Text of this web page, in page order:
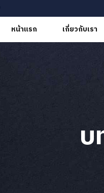
หน้าแรก เกี่ยวกับเรา
บ